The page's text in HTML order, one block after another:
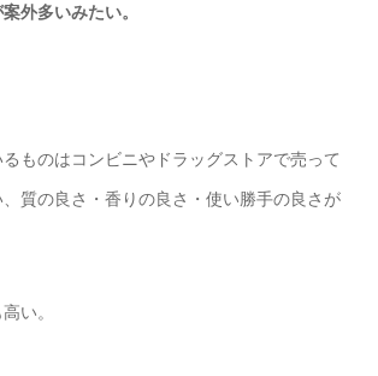
外多いみたい。
ものはコンビニやドラッグストアで売って
質の良さ・香りの良さ・使い勝手の良さが
い。